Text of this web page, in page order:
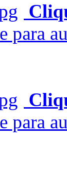
para
para